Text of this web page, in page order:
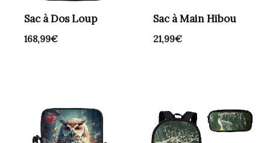
Sac à Dos Loup
168,99€
Sac à Main Hibou
21,99€